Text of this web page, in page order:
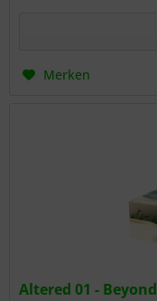
Merken
Altered 01 -